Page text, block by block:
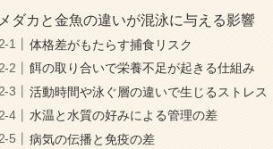
メダカと金魚の違いが混泳に与える影響
体格差がもたらす捕食リスク
餌の取り合いで栄養不足が起きる仕組み
活動時間や泳ぐ層の違いで生じるストレス
水温と水質の好みによる管理の差
病気の伝播と免疫の差